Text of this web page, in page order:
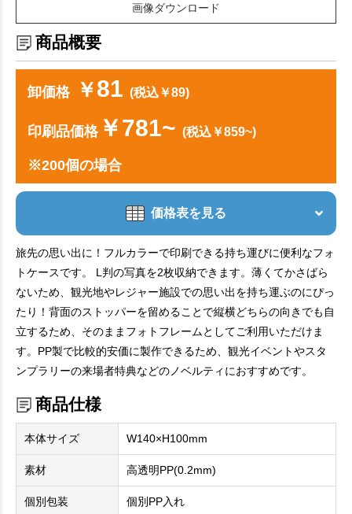
画像ダウンロード
商品概要
卸価格 ￥81 (税込￥89)
印刷品価格￥781~ (税込￥859~)
※200個の場合
価格表を見る
旅先の思い出に！フルカラーで印刷できる持ち運びに便利なフォ
トケースです。 L判の写真を2枚収納できます。薄くてかさばら
ないため、観光地やレジャー施設での思い出を持ち運ぶのにぴっ
たり！背面のストッパーを留めることで縦横どちらの向きでも自
立するため、そのままフォトフレームとしてご利用いただけま
す。PP製で比較的安価に製作できるため、観光イベントやスタ
ンプラリーの来場者特典などのノベルティにおすすめです。
商品仕様
本体サイズ W140×H100mm
素材 高透明PP(0.2mm)
個別包装 個別PP入れ